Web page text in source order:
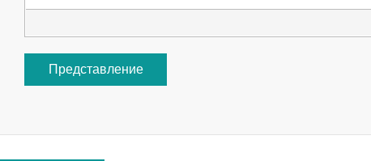
Представление